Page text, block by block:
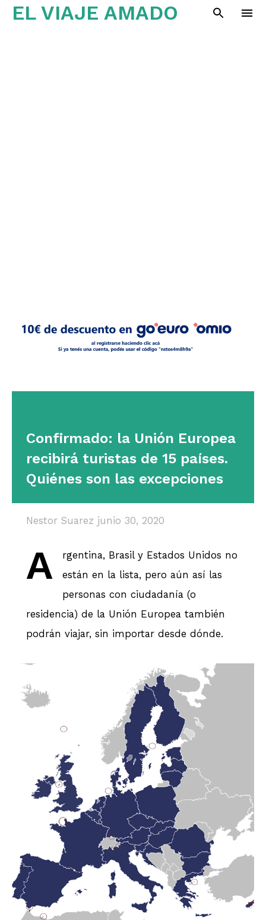
EL VIAJE AMADO
Confirmado: la Unión Europea
recibirá turistas de 15 países.
Quiénes son las excepciones
Nestor Suarez junio 30, 2020
A
rgentina, Brasil y Estados Unidos no
están en la lista, pero aún así las
personas con ciudadanía (o
residencia) de la Unión Europea también
podrán viajar, sin importar desde dónde.